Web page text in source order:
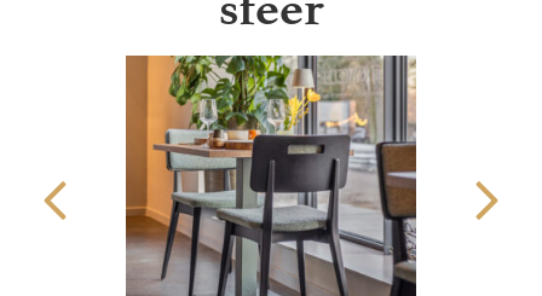
Next
Previous